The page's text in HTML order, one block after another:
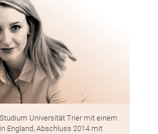
Universität Trier mit einem
England, Abschluss 2014 mit